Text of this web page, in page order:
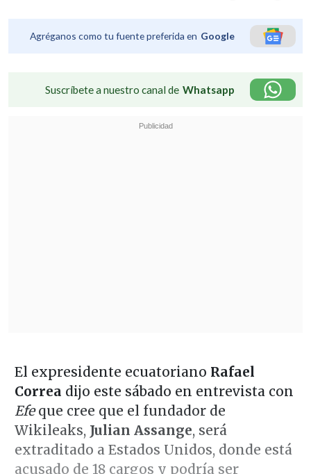
Agréganos como tu fuente preferida en Google
Suscríbete a nuestro canal de Whatsapp
El expresidente ecuatoriano Rafael
Correa dijo este sábado en entrevista con
Efeque cree que el fundador de
Wikileaks,Julian Assange, será
extraditado a Estados Unidos, donde está
acusado de 18 cargos y podría ser